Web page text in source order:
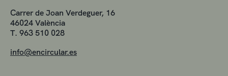
Carrer de Joan Verdeguer, 16
46024 València
T. 963 510 028
info@encircular.es